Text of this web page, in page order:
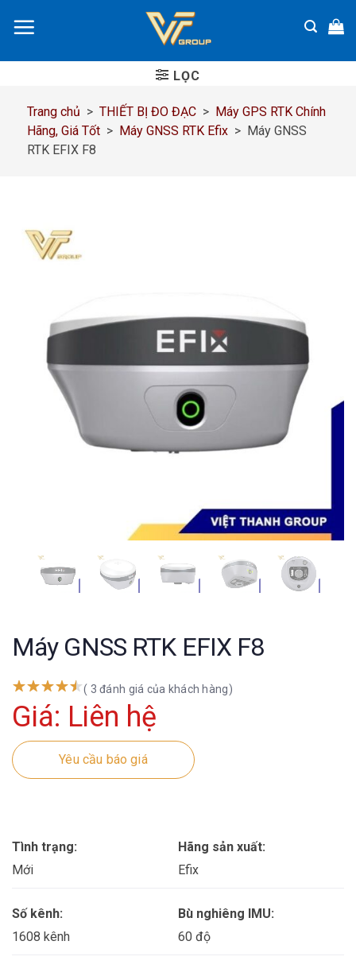
đến
dung
LỌC
Trang chủ > THIẾT BỊ ĐO ĐẠC > Máy GPS RTK Chính
Hãng, Giá Tốt > Máy GNSS RTK Efix > Máy GNSS
RTK EFIX F8
Máy GNSS RTK EFIX F8
( 3 đánh giá của khách hàng)
Giá: Liên hệ
Yêu cầu báo giá
Tình trạng:
Mới
Hãng sản xuất:
Efix
Số kênh:
1608 kênh
Bù nghiêng IMU:
60 độ